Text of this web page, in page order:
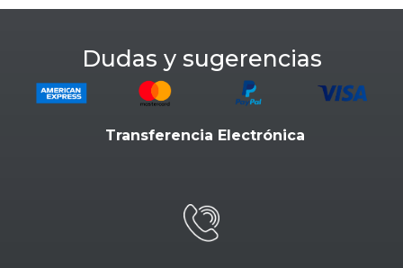
Dudas y sugerencias
Transferencia Electrónica